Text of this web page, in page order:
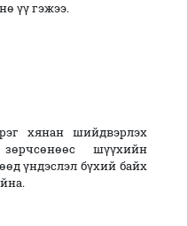
үү гэжээ.
хянан шийдвэрлэх
шүүхийн
үндэслэл бүхий байх